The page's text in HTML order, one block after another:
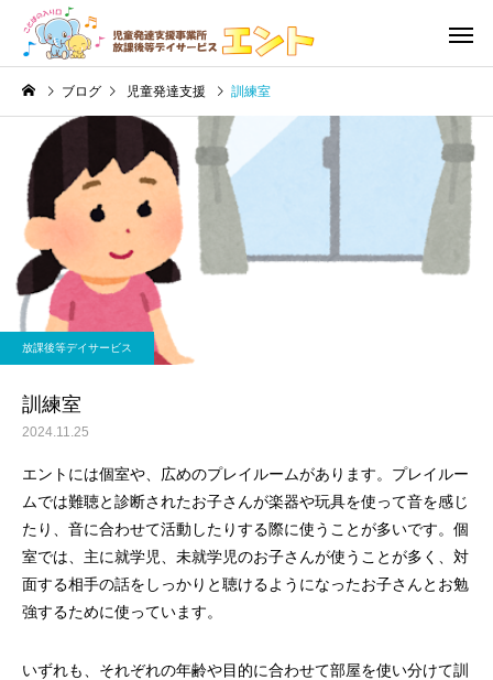
利用の流れ・利用料金 児童発達
未分類
訓練道具
ブログ 児童発達支援 訓練室
放課後等デイサービス
訓練室
2024.11.25
エントには個室や、広めのプレイルームがあります。プレイルー
ムでは難聴と診断されたお子さんが楽器や玩具を使って音を感じ
たり、音に合わせて活動したりする際に使うことが多いです。個
室では、主に就学児、未就学児のお子さんが使うことが多く、対
面する相手の話をしっかりと聴けるようになったお子さんとお勉
強するために使っています。
いずれも、それぞれの年齢や目的に合わせて部屋を使い分けて訓